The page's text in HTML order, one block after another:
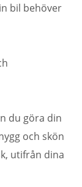
bil behöver
du göra din
och skön
utifrån dina